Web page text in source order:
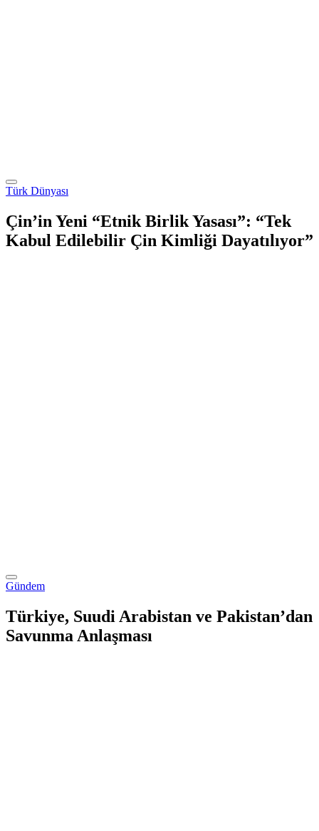
Türk Dünyası
Çin’in Yeni “Etnik Birlik Yasası”: “Tek
Kabul Edilebilir Çin Kimliği Dayatılıyor”
Gündem
Türkiye, Suudi Arabistan ve Pakistan’dan
Savunma Anlaşması